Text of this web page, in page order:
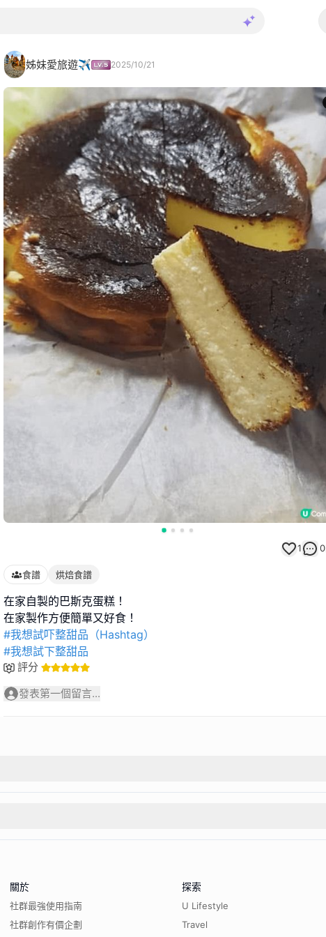
姊妹愛旅遊✈️ 2025/10/21
1 0
食譜 烘焙食譜
在家自製的巴斯克蛋糕！
#我想試吓整甜品（Hashtag）
#我想試下整甜品
評分
發表第一個留言...
關於
社群最強使用指南
社群創作有價企劃
探索
U Lifestyle
Travel